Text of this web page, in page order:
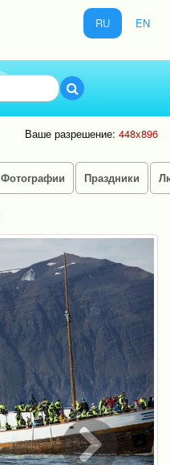
RU EN
Ваше разрешение: 448x896
Фотографии Праздники